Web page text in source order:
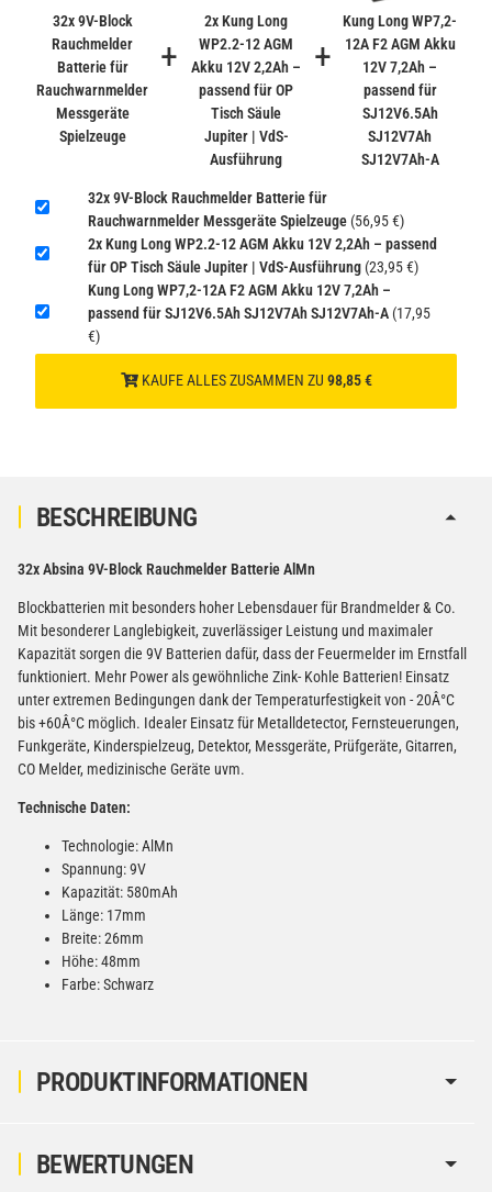
gem. SV188 ADR)
Verbatim Cool'n'Go AirJet Handventilator 4000mAh
Grau Lila
inkl. 19% USt. zzgl.Versand
gem. SV188 ADR)
+
32x 9V-Block
Rauchmelder
Batterie für
Rauchwarnmelder
Messgeräte
Spielzeuge
+
2x Kung Long
WP2.2-12 AGM
Akku 12V 2,2Ah –
passend für OP
Tisch Säule
Jupiter | VdS-
Ausführung
+
Kung Long WP7,2-
12A F2 AGM Akku
12V 7,2Ah –
passend für
SJ12V6.5Ah
SJ12V7Ah
SJ12V7Ah-A
32x 9V-Block Rauchmelder Batterie für
Rauchwarnmelder Messgeräte Spielzeuge (56,95 €)
2x Kung Long WP2.2-12 AGM Akku 12V 2,2Ah – passend
für OP Tisch Säule Jupiter | VdS-Ausführung (23,95 €)
Kung Long WP7,2-12A F2 AGM Akku 12V 7,2Ah –
passend für SJ12V6.5Ah SJ12V7Ah SJ12V7Ah-A (17,95
€)
KAUFE ALLES ZUSAMMEN ZU 98,85 €
PRODUKTINFORMATIONEN
BESCHREIBUNG
32x Absina 9V-Block Rauchmelder Batterie AlMn
Blockbatterien mit besonders hoher Lebensdauer für Brandmelder & Co.
Mit besonderer Langlebigkeit, zuverlässiger Leistung und maximaler
Kapazität sorgen die 9V Batterien dafür, dass der Feuermelder im Ernstfall
funktioniert. Mehr Power als gewöhnliche Zink- Kohle Batterien! Einsatz
unter extremen Bedingungen dank der Temperaturfestigkeit von - 20Â°C
bis +60Â°C möglich. Idealer Einsatz für Metalldetector, Fernsteuerungen,
Funkgeräte, Kinderspielzeug, Detektor, Messgeräte, Prüfgeräte, Gitarren,
CO Melder, medizinische Geräte uvm.
Technische Daten:
Technologie: AlMn
Spannung: 9V
Kapazität: 580mAh
Länge: 17mm
Breite: 26mm
Höhe: 48mm
Farbe: Schwarz
BEWERTUNGEN